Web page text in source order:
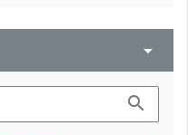
arrow_drop_down
search